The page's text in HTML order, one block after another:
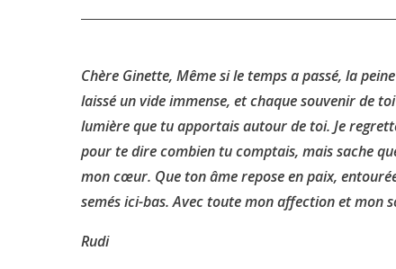
Chère Ginette, Même si le temps a passé, la
laissé un vide immense, et chaque souvenir de
lumière que tu apportais autour de toi. Je
pour te dire combien tu comptais, mais sache
mon cœur. Que ton âme repose en paix,
semés ici-bas. Avec toute mon affection et mon
Rudi